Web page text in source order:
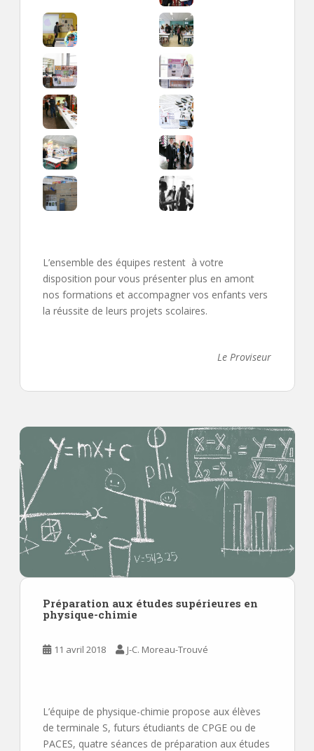
L’ensemble des équipes restent à votre
disposition pour vous présenter plus en amont
nos formations et accompagner vos enfants vers
la réussite de leurs projets scolaires.
Le Proviseur
Préparation aux études supérieures en
physique-chimie
11 avril 2018 J-C. Moreau-Trouvé
L’équipe de physique-chimie propose aux élèves
de terminale S, futurs étudiants de CPGE ou de
PACES, quatre séances de préparation aux études